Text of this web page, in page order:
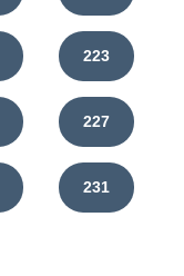
223
227
231